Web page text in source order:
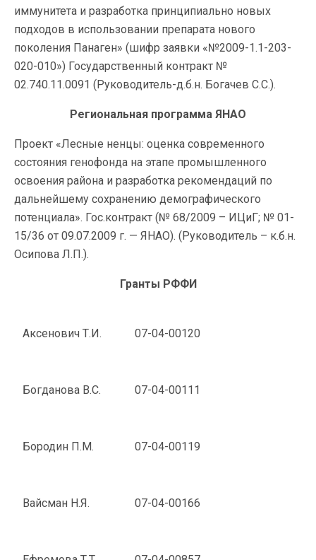
иммунитета и разработка принципиально новых
подходов в использовании препарата нового
поколения Панаген» (шифр заявки «№2009-1.1-203-
020-010») Государственный контракт №
02.740.11.0091 (Руководитель-д.б.н. Богачев С.С.).
Региональная программа ЯНАО
Проект «Лесные ненцы: оценка современного
состояния генофонда на этапе промышленного
освоения района и разработка рекомендаций по
дальнейшему сохранению демографического
потенциала». Гос.контракт (№ 68/2009 – ИЦиГ; № 01-
15/36 от 09.07.2009 г. — ЯНАО). (Руководитель – к.б.н.
Осипова Л.П.).
Гранты РФФИ
Аксенович Т.И. 07-04-00120
Богданова В.С. 07-04-00111
Бородин П.М. 07-04-00119
Вайсман Н.Я. 07-04-00166